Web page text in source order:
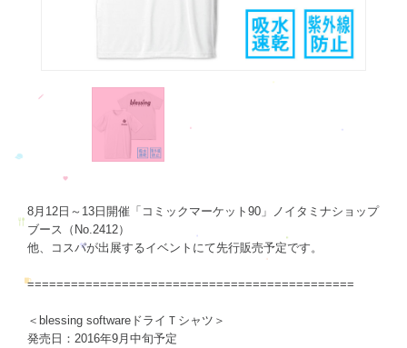
8月12日～13日開催「コミックマーケット90」ノイタミナショップ
ブース（No.2412）
他、コスパが出展するイベントにて先行販売予定です。
=============================================
＜blessing softwareドライＴシャツ＞
発売日：2016年9月中旬予定